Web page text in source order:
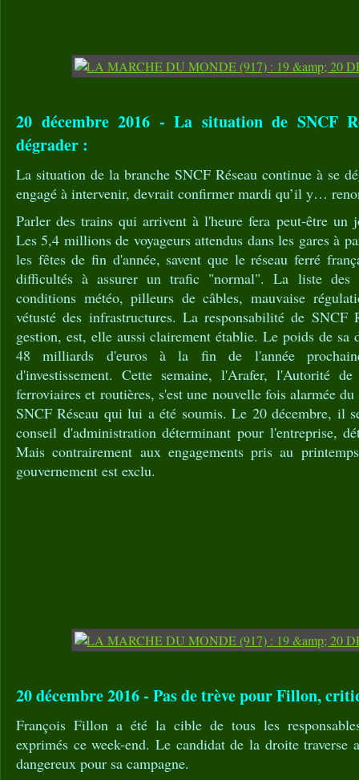
20 décembre 2016 - La situation de SNCF
dégrader :
La situation de la branche SNCF Réseau continue à se
engagé à intervenir, devrait confirmer mardi qu’il y…
Parler des trains qui arrivent à l'heure fera peut-être un
Les 5,4 millions de voyageurs attendus dans les gares à
les fêtes de fin d'année, savent que le réseau ferré
difficultés à assurer un trafic "normal". La liste des
conditions météo, pilleurs de câbles, mauvaise
vétusté des infrastructures. La responsabilité de SNCF
gestion, est, elle aussi clairement établie. Le poids de sa
48 milliards d'euros à la fin de l'année
d'investissement. Cette semaine, l'Arafer, l'Autorité
ferroviaires et routières, s'est une nouvelle fois alarmée
SNCF Réseau qui lui a été soumis. Le 20 décembre, il
conseil d'administration déterminant pour l'entreprise,
Mais contrairement aux engagements pris au
gouvernement est exclu.
20 décembre 2016 - Pas de trève pour Fillon,
François Fillon a été la cible de tous les
exprimés ce week-end. Le candidat de la droite traverse
dangereux pour sa campagne.